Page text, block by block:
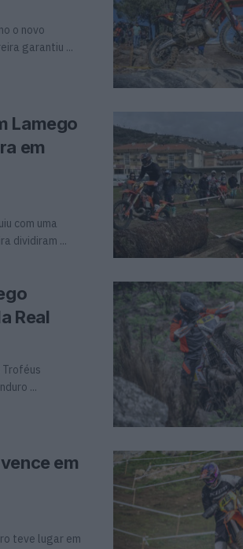
o novo
garantiu ...
Lamego
em
com uma
dividiram ...
Real
Troféus
...
em
teve lugar em